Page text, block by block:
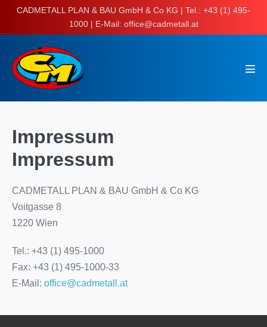
SkipCADMETALL PLAN & BAU GmbH & Co KG | Tel.: +43 (1) 495-
1000 | E-Mail: office@cadmetall.at
Impressum
Impressum
CADMETALL PLAN & BAU GmbH & Co KG
Voitgasse 8
1220 Wien
Tel.: +43 (1) 495-1000
Fax: +43 (1) 495-1000-33
E-Mail: office@cadmetall.at